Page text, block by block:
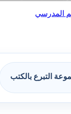
المدرسي
التبرع بالكتب